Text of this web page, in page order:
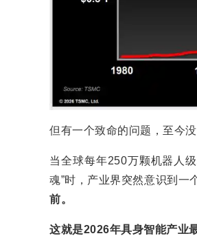
但有一个致命的问题，至今
当全球每年250万颗机器人
魂”时，产业界突然意识到一
前。
这就是2026年具身智能产业